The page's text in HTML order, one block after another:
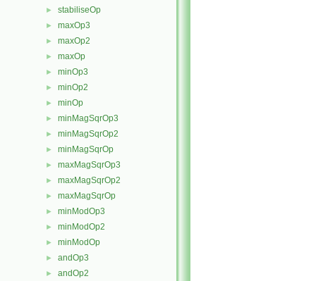
► stabiliseOp
► maxOp3
► maxOp2
► maxOp
► minOp3
► minOp2
► minOp
► minMagSqrOp3
► minMagSqrOp2
► minMagSqrOp
► maxMagSqrOp3
► maxMagSqrOp2
► maxMagSqrOp
► minModOp3
► minModOp2
► minModOp
► andOp3
► andOp2